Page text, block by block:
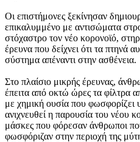
Οι επιστήμονες ξεκίνησαν
επικαλυμμένο με αντισώματα
στόχαστρο τον νέο κορονοϊό,
έρευνα που δείχνει ότι τα πτηνά
σύστημα απέναντι στην ασθένεια.
Στο πλαίσιο μικρής έρευνας,
έπειτα από οκτώ ώρες τα φίλτρα
με χημική ουσία που φωσφορίζει
ανιχνευθεί η παρουσία του νέου
μάσκες που φόρεσαν άνθρωποι
φωσφόριζαν στην περιοχή της